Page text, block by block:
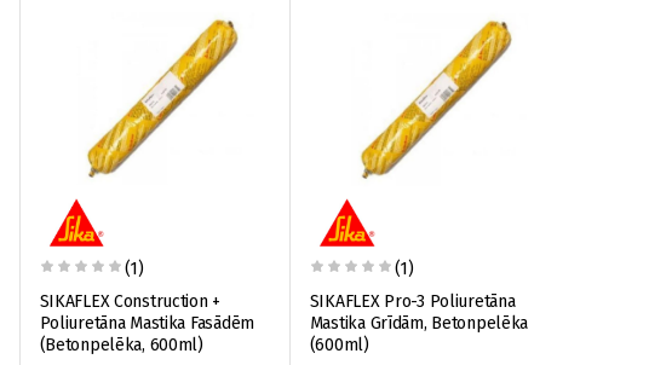
(1)
SIKAFLEX Construction +
Poliuretāna Mastika Fasādēm
(Betonpelēka, 600ml)
(1)
SIKAFLEX Pro-3 Poliuretāna
Mastika Grīdām, Betonpelēka
(600ml)